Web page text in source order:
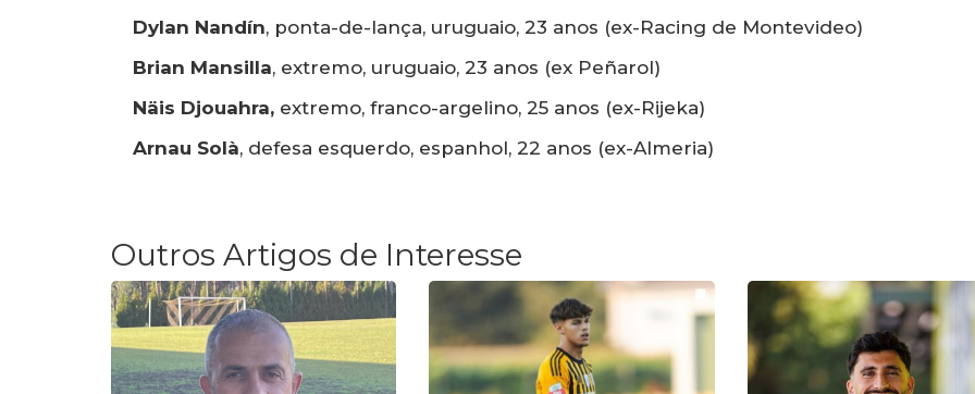
Dylan Nandín, ponta-de-lança, uruguaio, 23 anos (ex-Racing de Montevideo)
Brian Mansilla, extremo, uruguaio, 23 anos (ex Peñarol)
Näis Djouahra, extremo, franco-argelino, 25 anos (ex-Rijeka)
Arnau Solà, defesa esquerdo, espanhol, 22 anos (ex-Almeria)
Outros Artigos de Interesse